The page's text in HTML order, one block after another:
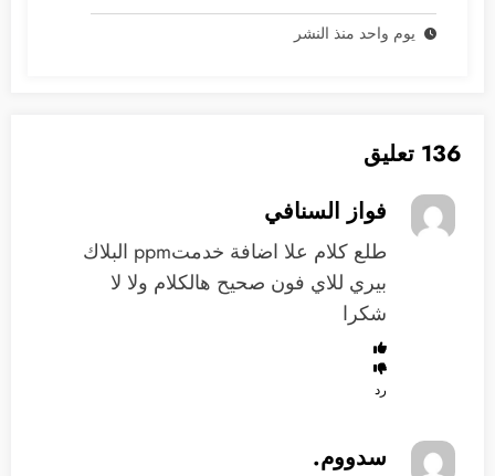
يوم واحد منذ النشر
136 تعليق
فواز السنافي
طلع كلام علا اضافة خدمتppm البلاك
بيري للاي فون صحيح هالكلام ولا لا
شكرا
رد
سدووم.